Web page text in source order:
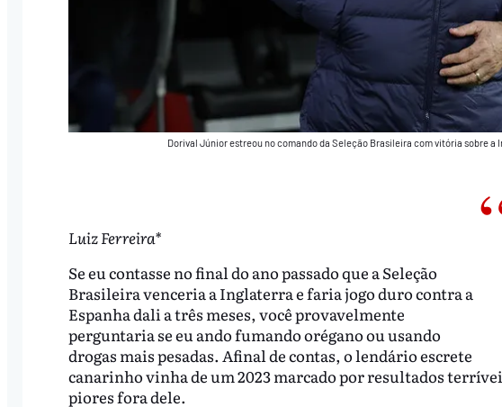
Dorival Júnior estreou no comando da Seleção Brasileira com vitória sobre a
Luiz Ferreira*
Se eu contasse no final do ano passado que a Seleção
Brasileira venceria a Inglaterra e faria jogo duro contra a
Espanha dali a três meses, você provavelmente
perguntaria se eu ando fumando orégano ou usando
drogas mais pesadas. Afinal de contas, o lendário escrete
canarinho vinha de um 2023 marcado por resultados
piores fora dele.